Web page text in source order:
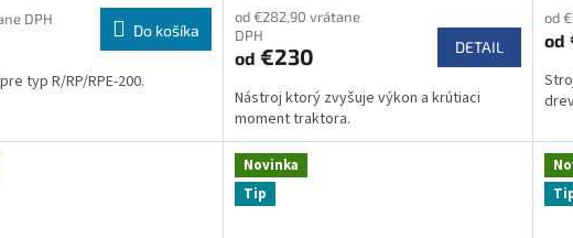
DPH
Do košíka
typ R/RP/RPE-200.
od €282,90 vrátane
DPH
od €230 DETAIL
Nástroj ktorý zvyšuje výkon a krútiaci
moment traktora.
od
od
Novinka
Tip